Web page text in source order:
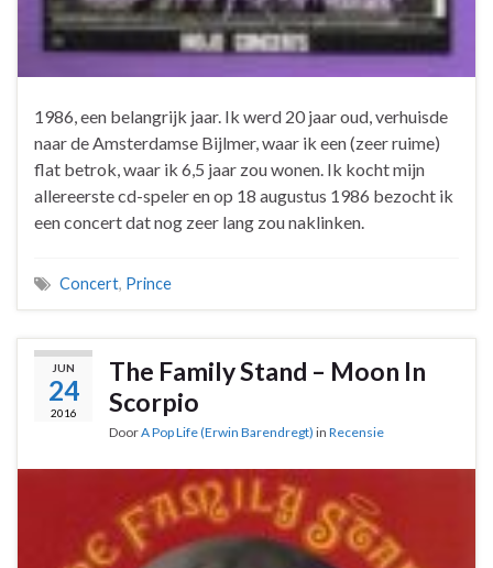
1986, een belangrijk jaar. Ik werd 20 jaar oud, verhuisde
naar de Amsterdamse Bijlmer, waar ik een (zeer ruime)
flat betrok, waar ik 6,5 jaar zou wonen. Ik kocht mijn
allereerste cd-speler en op 18 augustus 1986 bezocht ik
een concert dat nog zeer lang zou naklinken.
Concert, Prince
JUN
24
2016
The Family Stand – Moon In
Scorpio
DoorA Pop Life (Erwin Barendregt) in Recensie